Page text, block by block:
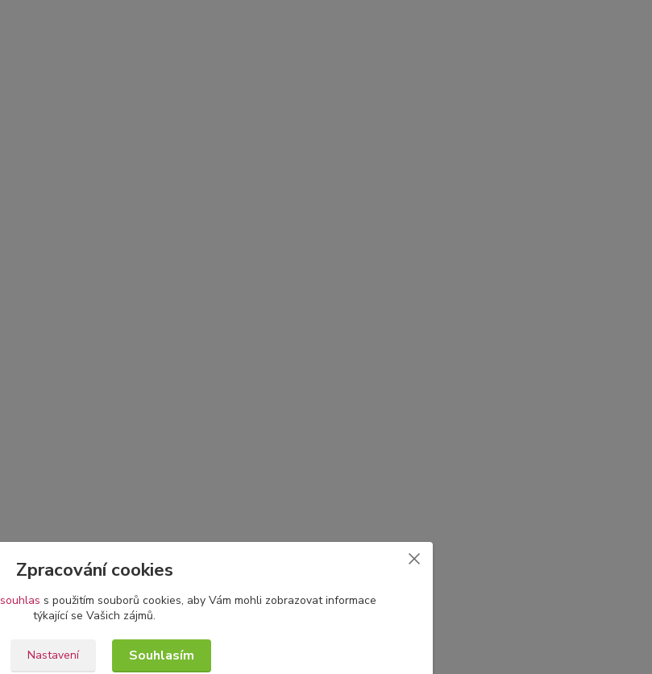
Zpracování cookies
souhlas s použitím souborů cookies, aby Vám mohli zobrazovat informace
týkající se Vašich zájmů.
Nastavení Souhlasím